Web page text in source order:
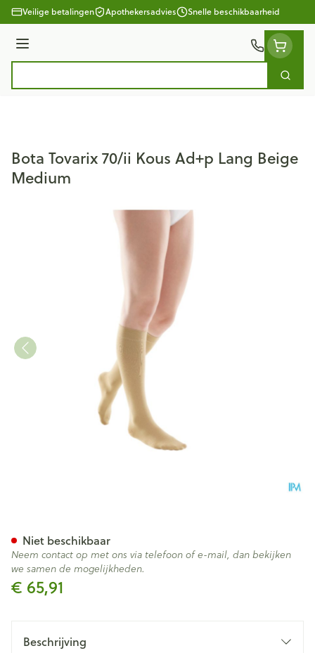
Ga naar de inhoud
Veilige betalingen Apothekersadvies Snelle beschikbaarheid
Menu
Zoek
Bota Tovarix 70/ii Kous Ad+p Lang Beige
Medium
€ 65,91
Niet beschikbaar
Neem contact op met ons via telefoon of e-mail, dan bekijken
we samen de mogelijkheden.
Beschrijving